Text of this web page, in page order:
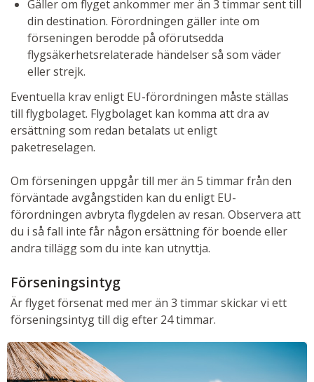
Gäller om flyget ankommer mer än 3 timmar sent till
din destination. Förordningen gäller inte om
förseningen berodde på oförutsedda
flygsäkerhetsrelaterade händelser så som väder
eller strejk.
Eventuella krav enligt EU-förordningen måste ställas
till flygbolaget. Flygbolaget kan komma att dra av
ersättning som redan betalats ut enligt
paketreselagen.
Om förseningen uppgår till mer än 5 timmar från den
förväntade avgångstiden kan du enligt EU-
förordningen avbryta flygdelen av resan. Observera att
du i så fall inte får någon ersättning för boende eller
andra tillägg som du inte kan utnyttja.
Förseningsintyg
Är flyget försenat med mer än 3 timmar skickar vi ett
förseningsintyg till dig efter 24 timmar.